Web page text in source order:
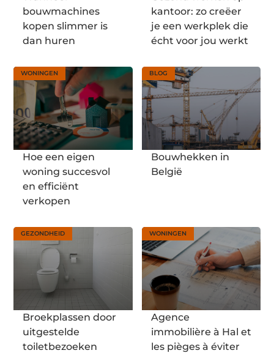
bouwmachines
kopen slimmer is
dan huren
kantoor: zo creëer
je een werkplek die
écht voor jou werkt
WONINGEN
Hoe een eigen
woning succesvol
en efficiënt
verkopen
BLOG
Bouwhekken in
België
GEZONDHEID
Broekplassen door
uitgestelde
toiletbezoeken
WONINGEN
Agence
immobilière à Hal et
les pièges à éviter